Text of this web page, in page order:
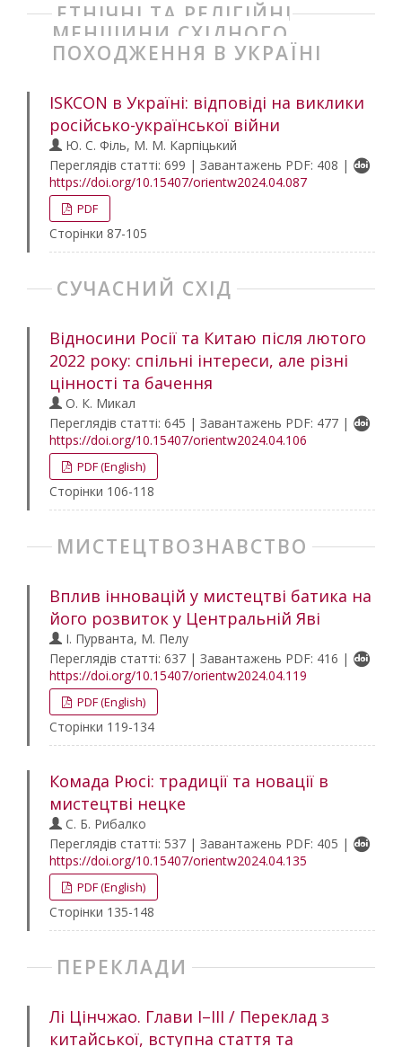
ЕТНІЧНІ ТА РЕЛІГІЙНІ
МЕНШИНИ СХІДНОГО
ПОХОДЖЕННЯ В УКРАЇНІ
ISKCON в Україні: відповіді на виклики
російсько-української війни
Ю. С. Філь, М. М. Карпіцький
Переглядів статті: 699 | Завантажень PDF: 408 |
https://doi.org/10.15407/orientw2024.04.087
PDF
Сторінки 87-105
СУЧАСНИЙ СХІД
Відносини Росії та Китаю після лютого
2022 року: спільні інтереси, але різні
цінності та бачення
О. К. Микал
Переглядів статті: 645 | Завантажень PDF: 477 |
https://doi.org/10.15407/orientw2024.04.106
PDF (English)
Сторінки 106-118
МИСТЕЦТВОЗНАВСТВО
Вплив інновацій у мистецтві батика на
його розвиток у Центральній Яві
І. Пурванта, М. Пелу
Переглядів статті: 637 | Завантажень PDF: 416 |
https://doi.org/10.15407/orientw2024.04.119
PDF (English)
Сторінки 119-134
Комада Рюсі: традиції та новації в
мистецтві нецке
С. Б. Рибалко
Переглядів статті: 537 | Завантажень PDF: 405 |
https://doi.org/10.15407/orientw2024.04.135
PDF (English)
Сторінки 135-148
ПЕРЕКЛАДИ
Лі Цінчжао. Глави I–IІІ / Переклад з
китайської, вступна стаття та